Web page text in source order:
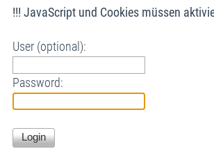
!!! JavaScript und Cookies müssen
User (optional):
Password: